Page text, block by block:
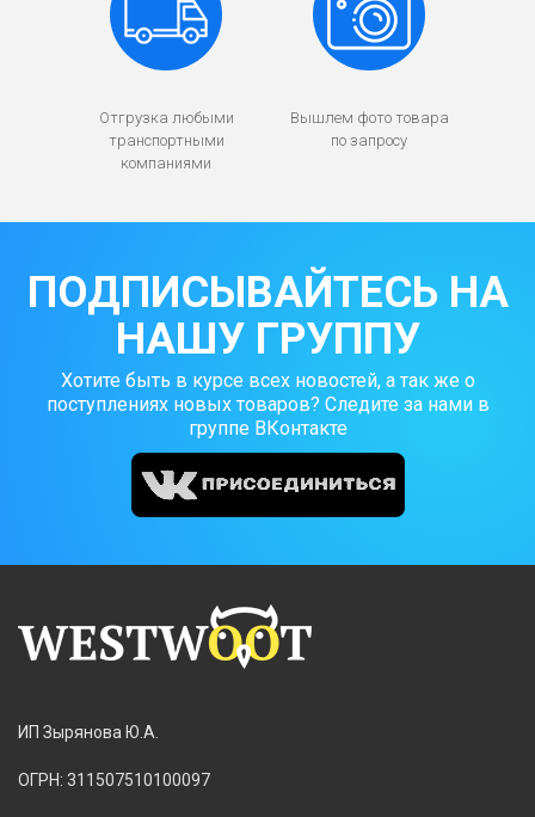
Отгрузка любыми
транспортными
компаниями
Вышлем фото товара
по запросу
ПОДПИСЫВАЙТЕСЬ НА
НАШУ ГРУППУ
Хотите быть в курсе всех новостей, а так же о
поступлениях новых товаров? Следите за нами в
группе ВКонтакте
ИП Зырянова Ю.А.
ОГРН: 311507510100097